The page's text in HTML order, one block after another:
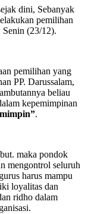
dini, Sebanyak
pemilihan
Senin (23/12).
pemilihan yang
PP. Darussalam,
beliau
kepemimpinan
.
maka pondok
mengontrol seluruh
harus mampu
loyalitas dan
ridho dalam